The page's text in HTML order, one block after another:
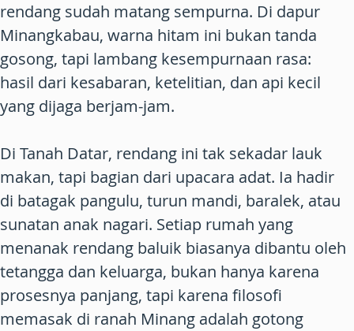
rendang sudah matang sempurna. Di dapur
Minangkabau, warna hitam ini bukan tanda
gosong, tapi lambang kesempurnaan rasa:
hasil dari kesabaran, ketelitian, dan api kecil
yang dijaga berjam-jam.
Di Tanah Datar, rendang ini tak sekadar lauk
makan, tapi bagian dari upacara adat. Ia hadir
di batagak pangulu, turun mandi, baralek, atau
sunatan anak nagari. Setiap rumah yang
menanak rendang baluik biasanya dibantu oleh
tetangga dan keluarga, bukan hanya karena
prosesnya panjang, tapi karena filosofi
memasak di ranah Minang adalah gotong